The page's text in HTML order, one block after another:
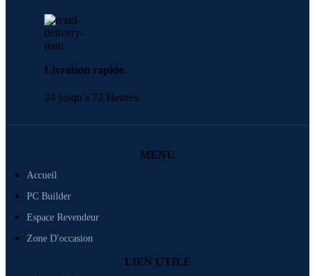
Livraison rapide.
24 jusqu'a 72 Heures
MENU
Accueil
PC Builder
Espace Revendeur
Zone D'occasion
LIEN UTILE